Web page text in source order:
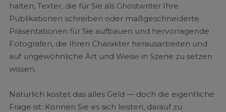
halten, Texter, die für Sie als Ghostwriter Ihre
Publikationen schreiben oder maßgeschneiderte
Präsentationen für Sie aufbauen und hervorragende
Fotografen, die Ihren Charakter herausarbeiten und
auf ungewöhnliche Art und Weise in Szene zu setzen
wissen.
Natürlich kostet das alles Geld — doch die eigentliche
Frage ist: Können Sie es sich leisten, darauf zu